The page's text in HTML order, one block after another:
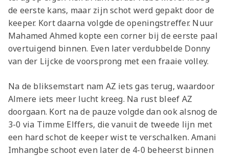
de eerste kans, maar zijn schot werd gepakt door de
keeper. Kort daarna volgde de openingstreffer. Nuur
Mahamed Ahmed kopte een corner bij de eerste paal
overtuigend binnen. Even later verdubbelde Donny
van der Lijcke de voorsprong met een fraaie volley.
Na de bliksemstart nam AZ iets gas terug, waardoor
Almere iets meer lucht kreeg. Na rust bleef AZ
doorgaan. Kort na de pauze volgde dan ook alsnog de
3-0 via Timme Elffers, die vanuit de tweede lijn met
een hard schot de keeper wist te verschalken. Amani
Imhangbe schoot even later de 4-0 beheerst binnen